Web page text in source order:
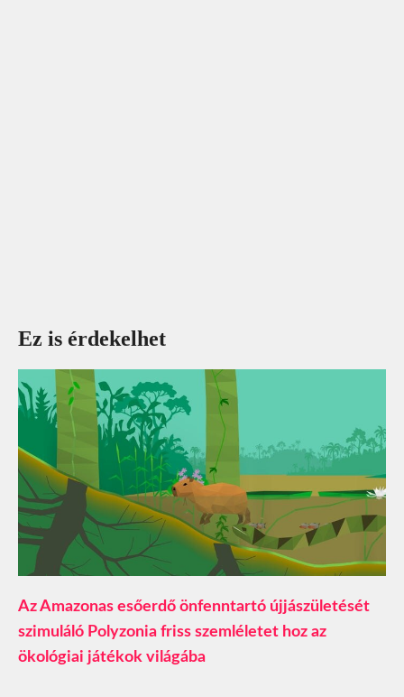
Ez is érdekelhet
Az Amazonas esőerdő önfenntartó újjászületését
szimuláló Polyzonia friss szemléletet hoz az
ökológiai játékok világába